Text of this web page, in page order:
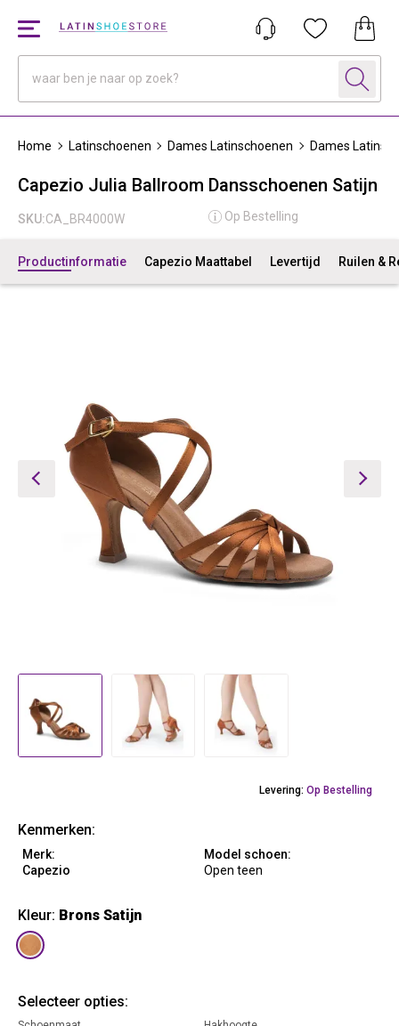
Home Latinschoenen Dames Latinschoenen Dames
Capezio Julia Ballroom Dansschoenen Satijn
SKU:CA_BR4000W Op Bestelling
Productinformatie Capezio Maattabel Levertijd Ruilen &
Levering: Op Bestelling
Kenmerken:
Merk:
Capezio
Model schoen:
Open teen
Kleur: Brons Satijn
Selecteer opties: